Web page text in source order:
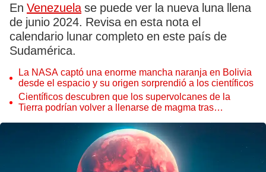
En Venezuelase puede ver la nueva luna llena
de junio 2024. Revisa en esta nota el
calendario lunar completo en este país de
Sudamérica.
La NASA captó una enorme mancha naranja en Bolivia
desde el espacio y su origen sorprendió a los científicos
Científicos descubren que los supervolcanes de la
Tierra podrían volver a llenarse de magma tras